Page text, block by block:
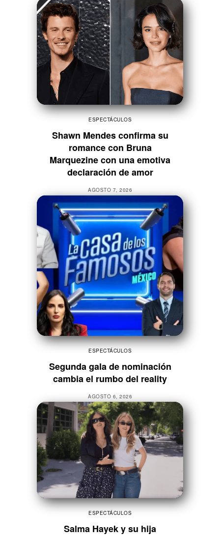
ESPECTÁCULOS
Shawn Mendes confirma su
romance con Bruna
Marquezine con una emotiva
declaración de amor
AGOSTO 7, 2026
ESPECTÁCULOS
Segunda gala de nominación
cambia el rumbo del reality
AGOSTO 6, 2026
ESPECTÁCULOS
Salma Hayek y su hija